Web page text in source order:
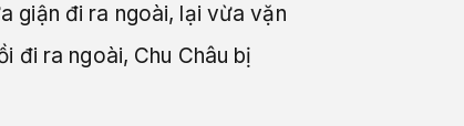
giận đi ra ngoài, lại vừa vặn
đi ra ngoài, Chu Châu bị